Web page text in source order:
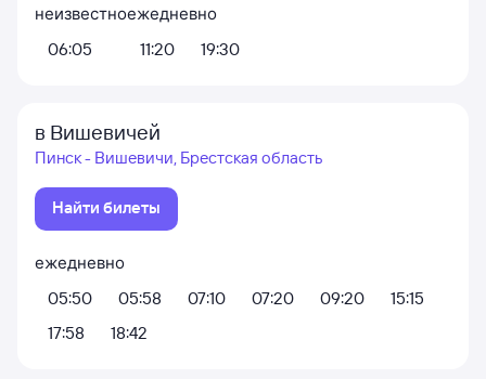
неизвестно
06:05
ежедневно
11:20
19:30
в Вишевичей
Пинск - Вишевичи, Брестская область
Найти билеты
ежедневно
05:50
05:58 07:10 07:20 09:20
15:15
17:58
18:42